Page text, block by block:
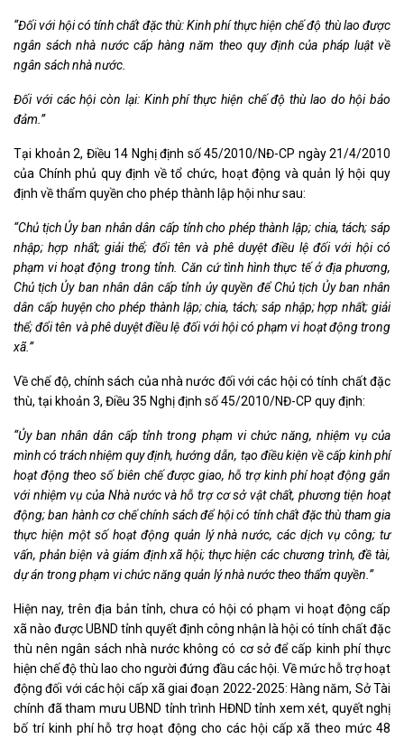
“Đối với hội có tính chất đặc thù: Kinh phí thực hiện chế độ thù lao được
ngân sách nhà nước cấp hàng năm theo quy định của pháp luật về
ngân sách nhà nước.
Đối với các hội còn lại: Kinh phí thực hiện chế độ thù lao do hội bảo
đảm.”
Tại khoản 2, Điều 14 Nghị định số 45/2010/NĐ-CP ngày 21/4/2010
của Chính phủ quy định về tổ chức, hoạt động và quản lý hội quy
định về thẩm quyền cho phép thành lập hội như sau:
“Chủ tịch Ủy ban nhân dân cấp tỉnh cho phép thành lập; chia, tách; sáp
nhập; hợp nhất; giải thể; đổi tên và phê duyệt điều lệ đối với hội có
phạm vi hoạt động trong tỉnh. Căn cứ tình hình thực tế ở địa phương,
Chủ tịch Ủy ban nhân dân cấp tỉnh ủy quyền để Chủ tịch Ủy ban nhân
dân cấp huyện cho phép thành lập; chia, tách; sáp nhập; hợp nhất; giải
thể; đổi tên và phê duyệt điều lệ đối với hội có phạm vi hoạt động trong
xã.”
Về chế độ, chính sách của nhà nước đối với các hội có tính chất đặc
thù, tại khoản 3, Điều 35 Nghị định số 45/2010/NĐ-CP quy định:
“Ủy ban nhân dân cấp tỉnh trong phạm vi chức năng, nhiệm vụ của
mình có trách nhiệm quy định, hướng dẫn, tạo điều kiện về cấp kinh phí
hoạt động theo số biên chế được giao, hỗ trợ kinh phí hoạt động gắn
với nhiệm vụ của Nhà nước và hỗ trợ cơ sở vật chất, phương tiện hoạt
động; ban hành cơ chế chính sách để hội có tính chất đặc thù tham gia
thực hiện một số hoạt động quản lý nhà nước, các dịch vụ công; tư
vấn, phản biện và giám định xã hội; thực hiện các chương trình, đề tài,
dự án trong phạm vi chức năng quản lý nhà nước theo thẩm quyền.”
Hiện nay, trên địa bản tỉnh, chưa có hội có phạm vi hoạt động cấp
xã nào được UBND tỉnh quyết định công nhận là hội có tính chất đặc
thù nên ngân sách nhà nước không có cơ sở để cấp kinh phí thực
hiện chế độ thù lao cho người đứng đầu các hội. Về mức hỗ trợ hoạt
động đối với các hội cấp xã giai đoạn 2022-2025: Hàng năm, Sở Tài
chính đã tham mưu UBND tỉnh trình HĐND tỉnh xem xét, quyết nghị
bố trí kinh phí hỗ trợ hoạt động cho các hội cấp xã theo mức 48